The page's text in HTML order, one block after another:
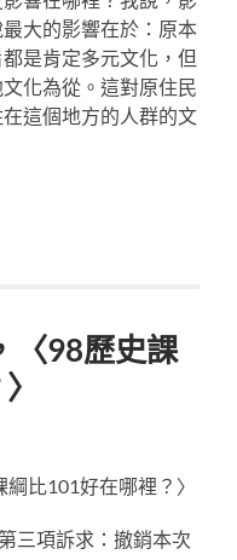
大的影響在於：原本
是肯定多元文化，但
化為從。這對原住民
這個地方的人群的文
〈98歷史課
比101好在哪裡？〉
三項訴求：撤銷本次